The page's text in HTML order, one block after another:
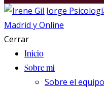
Cerrar
Inicio
Sobre mi
Sobre el equipo